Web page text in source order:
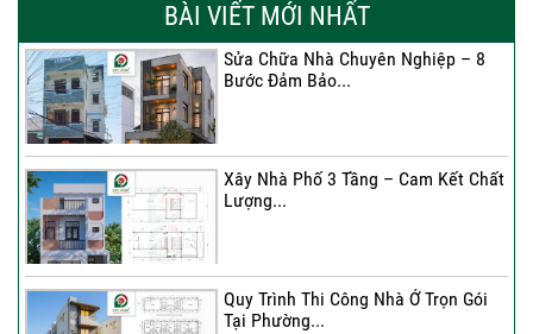
BÀI VIẾT MỚI NHẤT
Sửa Chữa Nhà Chuyên Nghiệp – 8
Bước Đảm Bảo...
Xây Nhà Phố 3 Tầng – Cam Kết Chất
Lượng...
Quy Trình Thi Công Nhà Ở Trọn Gói
Tại Phường...